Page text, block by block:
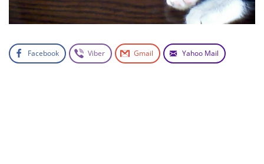
Facebook Viber Gmail Yahoo Mail